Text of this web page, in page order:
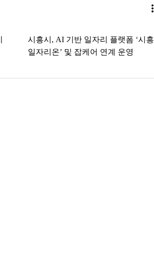
more_vert
시흥시, AI 기반 일자리 플랫폼 ‘시흥
일자리온’ 및 잡케어 연계 운영